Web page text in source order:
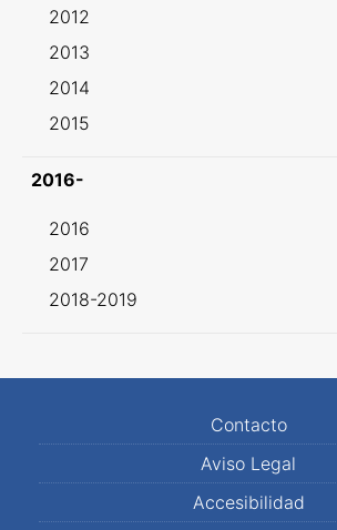
2012
2013
2014
2015
2016-
2016
2017
2018-2019
Contacto
Aviso Legal
Accesibilidad